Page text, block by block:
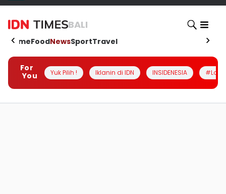
BALI
HomeFoodNewsSportTravel
For
You
Yuk Pilih ! Iklanin di IDN INSIDENESIA